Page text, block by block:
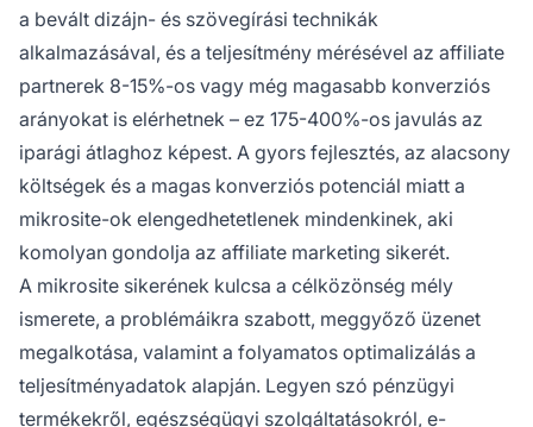
a bevált dizájn- és szövegírási technikák
alkalmazásával, és a teljesítmény mérésével az affiliate
partnerek 8-15%-os vagy még magasabb konverziós
arányokat is elérhetnek – ez 175-400%-os javulás az
iparági átlaghoz képest. A gyors fejlesztés, az alacsony
költségek és a magas konverziós potenciál miatt a
mikrosite-ok elengedhetetlenek mindenkinek, aki
komolyan gondolja az affiliate marketing sikerét.
A mikrosite sikerének kulcsa a célközönség mély
ismerete, a problémáikra szabott, meggyőző üzenet
megalkotása, valamint a folyamatos optimalizálás a
teljesítményadatok alapján. Legyen szó pénzügyi
termékekről, egészségügyi szolgáltatásokról, e-